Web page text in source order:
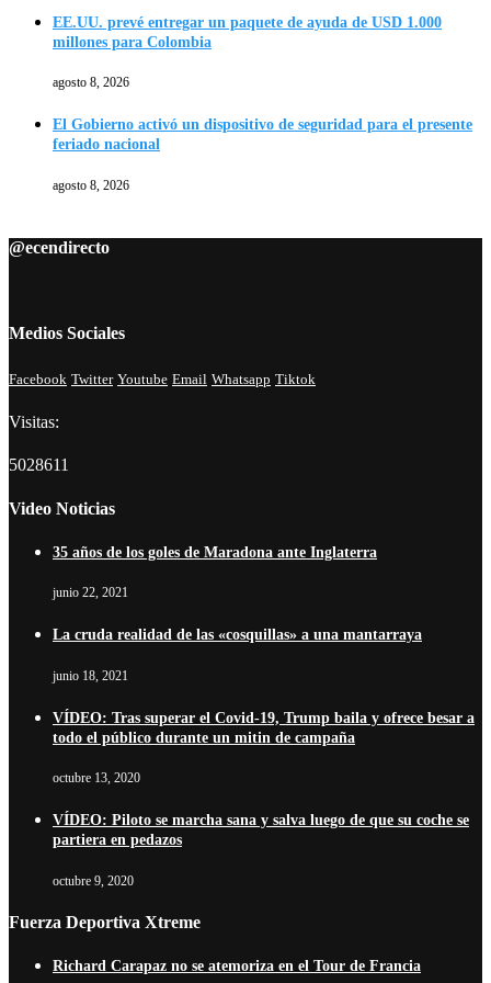
EE.UU. prevé entregar un paquete de ayuda de USD 1.000
millones para Colombia
agosto 8, 2026
El Gobierno activó un dispositivo de seguridad para el presente
feriado nacional
agosto 8, 2026
@ecendirecto
Medios Sociales
Facebook Twitter Youtube Email Whatsapp Tiktok
Visitas:
5028611
Video Noticias
35 años de los goles de Maradona ante Inglaterra
junio 22, 2021
La cruda realidad de las «cosquillas» a una mantarraya
junio 18, 2021
VÍDEO: Tras superar el Covid-19, Trump baila y ofrece besar a
todo el público durante un mitin de campaña
octubre 13, 2020
VÍDEO: Piloto se marcha sana y salva luego de que su coche se
partiera en pedazos
octubre 9, 2020
Fuerza Deportiva Xtreme
Richard Carapaz no se atemoriza en el Tour de Francia